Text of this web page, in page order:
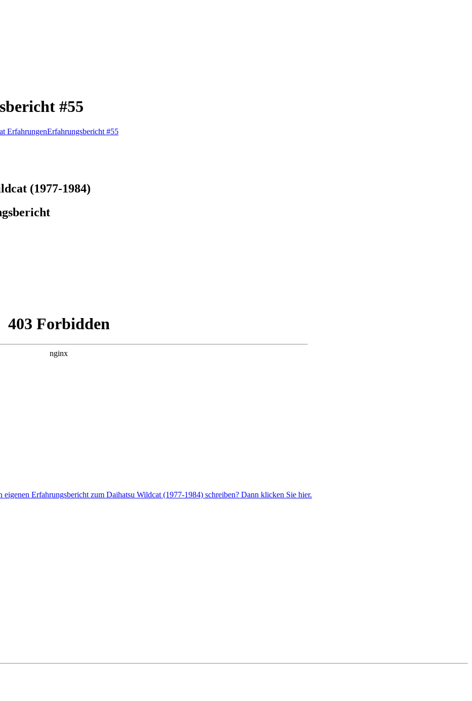
#55
ErfahrungenErfahrungsbericht #55
(1977-1984)
Erfahrungsbericht zum Daihatsu Wildcat (1977-1984) schreiben? Dann klicken Sie hier.